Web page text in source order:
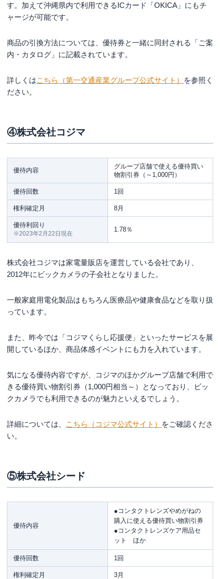
す。加えて沖縄県内で利用できるICカード「OKICA」にもチ
ャージが可能です。
商品の引換方法については、優待券と一緒に同封される「ご案
内・カタログ」に記載されています。
詳しくはこちら（第一交通産業グループ公式サイト）
を参照く
ださい。
④株式会社コジマ
優待内容
グループ店舗で使える優待買い
物割引券（～1,000円）
優待回数 1回
権利確定月 8月
優待利回り
※2023年2月22日現在
1.78％
株式会社コジマは家電量販店を運営している会社であり、
2012年にビックカメラの子会社となりました。
一般家庭用電化製品はもちろん医療品や健康食品などを取り扱
っています。
また、昨今では「コジマくらし応援便」といったサービスを展
開しているほか、商品体感イベントにも力を入れています。
気になる優待内容ですが、コジマのほかグループ店舗で利用で
きる優待買い物割引券（1,000円相当～）となっており、ビッ
クカメラでも利用できるのが魅力といえるでしょう。
詳細については、 こちら（コジマ公式サイト）
をご確認くださ
い。
⑤株式会社シード
優待内容
●コンタクトレンズやめがねの
購入に使える優待買い物割引券
●コンタクトレンズケア用品セ
ット ほか
優待回数 1回
権利確定月 3月